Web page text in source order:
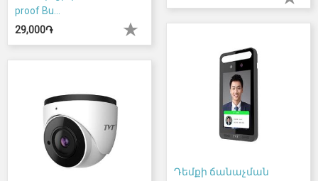
proof Bu...
29,000֏
Դեմքի ճանաչման